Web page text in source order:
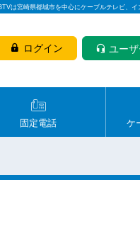
は宮崎県都城市を中心にケーブルテレビ、
ログイン ユー
固定電話 ケ